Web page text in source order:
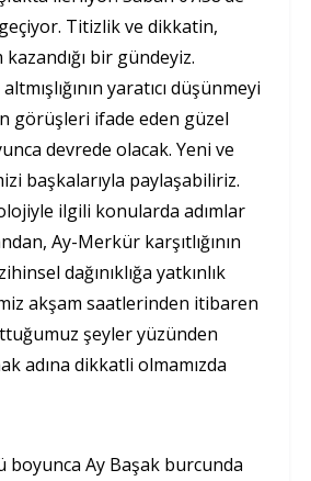
Titizlik ve dikkatin,
bir gündeyiz.
yaratıcı düşünmeyi
görüşleri ifade eden güzel
devrede olacak. Yeni ve
başkalarıyla paylaşabiliriz.
ilgili konularda adımlar
Ay-Merkür karşıtlığının
dağınıklığa yatkınlık
akşam saatlerinden itibaren
şeyler yüzünden
adına dikkatli olmamızda
boyunca Ay Başak burcunda